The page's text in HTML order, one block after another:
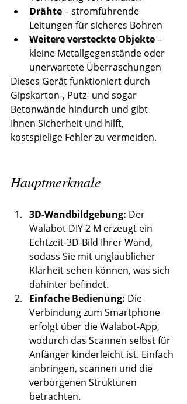
Drähte – stromführende
Leitungen für sicheres Bohren
Weitere versteckte Objekte –
kleine Metallgegenstände oder
unerwartete Überraschungen
Dieses Gerät funktioniert durch
Gipskarton-, Putz- und sogar
Betonwände hindurch und gibt
Ihnen Sicherheit und hilft,
kostspielige Fehler zu vermeiden.
Hauptmerkmale
3D-Wandbildgebung: Der
Walabot DIY 2 M erzeugt ein
Echtzeit-3D-Bild Ihrer Wand,
sodass Sie mit unglaublicher
Klarheit sehen können, was sich
dahinter befindet.
Einfache Bedienung: Die
Verbindung zum Smartphone
erfolgt über die Walabot-App,
wodurch das Scannen selbst für
Anfänger kinderleicht ist. Einfach
anbringen, scannen und die
verborgenen Strukturen
betrachten.